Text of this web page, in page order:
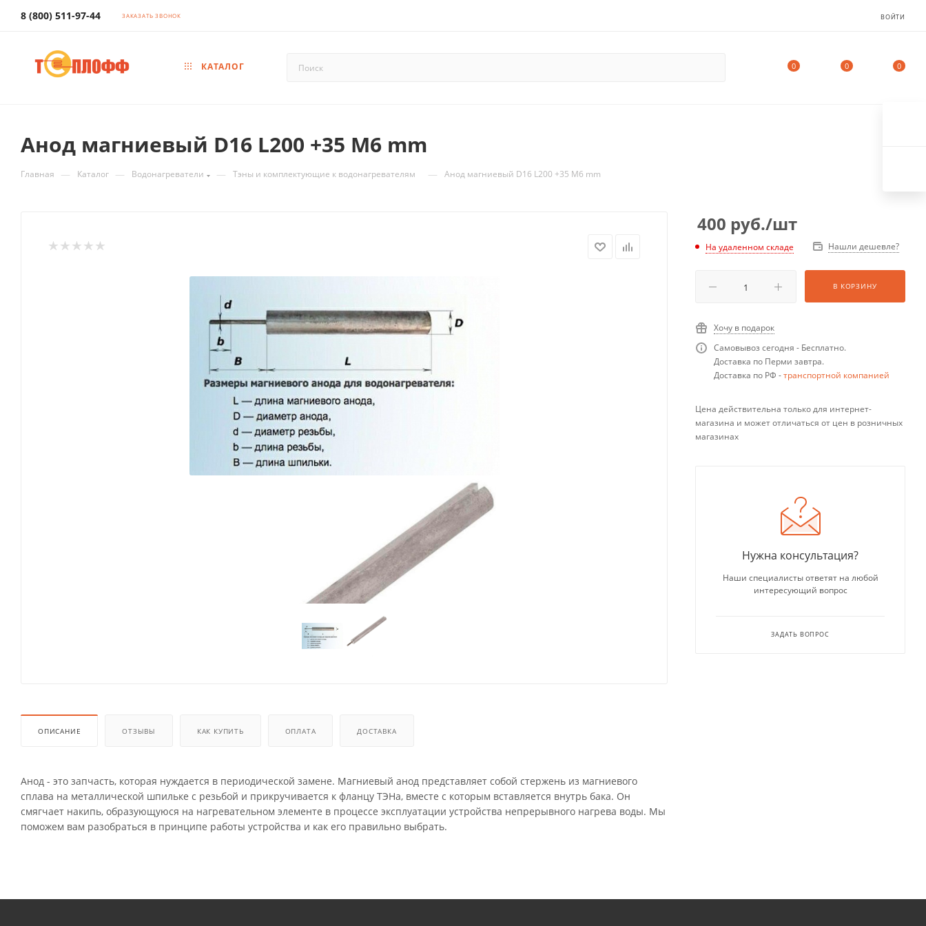
8 (800) 511-97-44 ЗАКАЗАТЬ ЗВОНОК ВОЙТИ
КАТАЛОГ 0 0 0
Анод магниевый D16 L200 +35 М6 mm
Главная — Каталог — Водонагреватели — Тэны и комплектующие к водонагревателям — Анод магниевый D16 L200 +35 М6 mm
ОПИСАНИЕ ОТЗЫВЫ КАК КУПИТЬ ОПЛАТА ДОСТАВКА
Анод - это запчасть, которая нуждается в периодической замене. Магниевый анод представляет собой стержень из магниевого
сплава на металлической шпильке с резьбой и прикручивается к фланцу ТЭНа, вместе с которым вставляется внутрь бака. Он
смягчает накипь, образующуюся на нагревательном элементе в процессе эксплуатации устройства непрерывного нагрева воды. Мы
поможем вам разобраться в принципе работы устройства и как его правильно выбрать.
400 руб./шт
На удаленном складе Нашли дешевле?
В КОРЗИНУ
Хочу в подарок
Самовывоз сегодня - Бесплатно.
Доставка по Перми завтра.
Доставка по РФ -транспортной компанией
Цена действительна только для интернет-
магазина и может отличаться от цен в розничных
магазинах
Нужна консультация?
Наши специалисты ответят на любой
интересующий вопрос
ЗАДАТЬ ВОПРОС